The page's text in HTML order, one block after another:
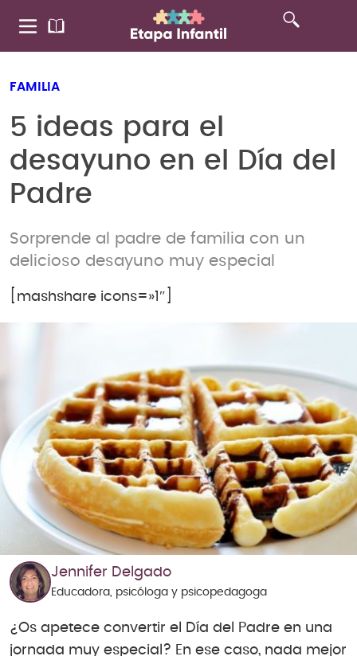
FAMILIA
5 ideas para el
desayuno en el Día del
Padre
Sorprende al padre de familia con un
delicioso desayuno muy especial
[mashshare icons=»1″]
Jennifer Delgado
Educadora, psicóloga y psicopedagoga
¿Os apetece convertir el Día del Padre en una
jornada muy especial? En ese caso, nada mejor